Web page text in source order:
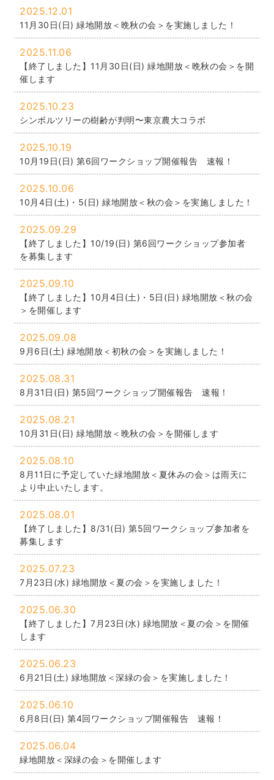
2025.12.01
11月30日(日) 緑地開放＜晩秋の会＞を実施しました！
2025.11.06
【終了しました】11月30日(日) 緑地開放＜晩秋の会＞を開
催します
2025.10.23
シンボルツリーの樹齢が判明〜東京農大コラボ
2025.10.19
10月19日(日) 第6回ワークショップ開催報告 速報！
2025.10.06
10月4日(土)・5(日) 緑地開放＜秋の会＞を実施しました！
2025.09.29
【終了しました】10/19(日) 第6回ワークショップ参加者
を募集します
2025.09.10
【終了しました】10月4日(土)・5日(日) 緑地開放＜秋の会
＞を開催します
2025.09.08
9月6日(土) 緑地開放＜初秋の会＞を実施しました！
2025.08.31
8月31日(日) 第5回ワークショップ開催報告 速報！
2025.08.21
10月31日(日) 緑地開放＜晩秋の会＞を開催します
2025.08.10
8月11日に予定していた緑地開放＜夏休みの会＞は雨天に
より中止いたします。
2025.08.01
【終了しました】8/31(日) 第5回ワークショップ参加者を
募集します
2025.07.23
7月23日(水) 緑地開放＜夏の会＞を実施しました！
2025.06.30
【終了しました】7月23日(水) 緑地開放＜夏の会＞を開催
します
2025.06.23
6月21日(土) 緑地開放＜深緑の会＞を実施しました！
2025.06.10
6月8日(日) 第4回ワークショップ開催報告 速報！
2025.06.04
緑地開放＜深緑の会＞を開催します